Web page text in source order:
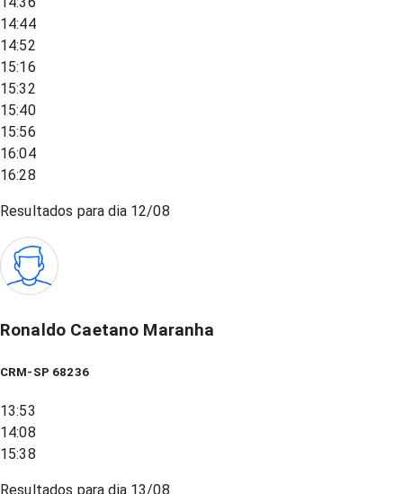
14:44
14:52
15:16
15:32
15:40
15:56
16:04
16:28
Resultados para dia 12/08
Ronaldo Caetano Maranha
CRM-SP 68236
13:53
14:08
15:38
Resultados para dia 13/08